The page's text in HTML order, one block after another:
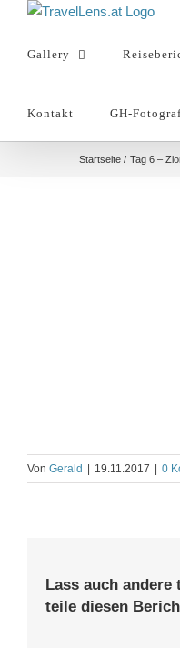
springenGallery
Kontakt GH-
Startseite Tag 6 –
Von Gerald | 19.11.2017 | 0
Lass auch andere
teile diesen